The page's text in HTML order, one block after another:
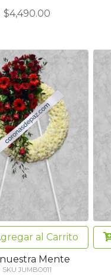
$4,490.00
al Carrito
Mente
SKU JUMBO011